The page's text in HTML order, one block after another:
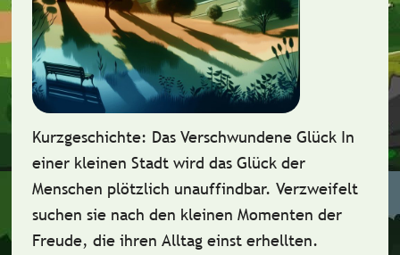
Kurzgeschichte: Das Verschwundene Glück In
einer kleinen Stadt wird das Glück der
Menschen plötzlich unauffindbar. Verzweifelt
suchen sie nach den kleinen Momenten der
Freude, die ihren Alltag einst erhellten.